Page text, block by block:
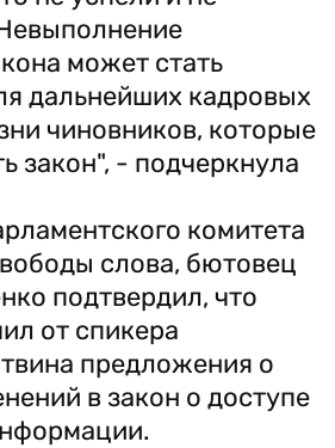
может стать
дальнейших кадровых
чиновников, которые
закон", - подчеркнула
комитета
слова, бютовец
подтвердил, что
от спикера
предложения о
в закон о доступе